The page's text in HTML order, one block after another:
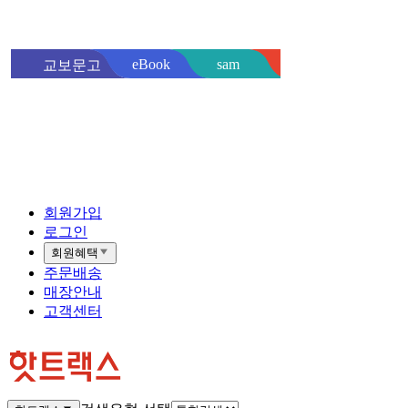
교보문고 eBook sam
회원가입
로그인
회원혜택
주문배송
매장안내
고객센터